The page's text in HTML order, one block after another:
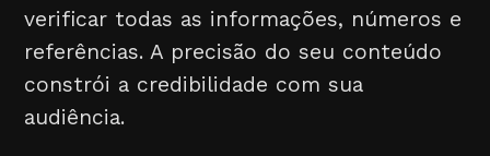
verificar todas as informações, números e
referências. A precisão do seu conteúdo
constrói a credibilidade com sua
audiência.